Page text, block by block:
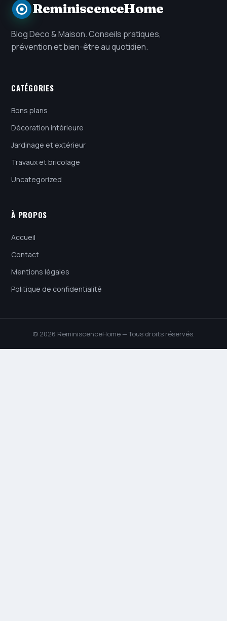
ReminiscenceHome
Blog Deco & Maison. Conseils pratiques,
prévention et bien-être au quotidien.
CATÉGORIES
Bons plans
Décoration intérieure
Jardinage et extérieur
Travaux et bricolage
Uncategorized
À PROPOS
Accueil
Contact
Mentions légales
Politique de confidentialité
© 2026 ReminiscenceHome — Tous droits réservés.